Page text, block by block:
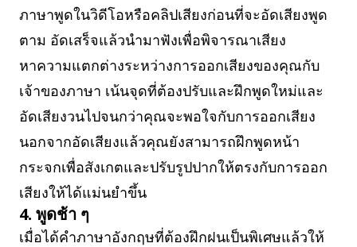
ภาษาพูดในวิดีโอหรือคลิปเสียงก่อนที่จะอัดเสียงพูด
ตาม อัดเสร็จแล้วนำมาฟังเพื่อพิจารณาเสียง
หาความแตกต่างระหว่างการออกเสียงของคุณกับ
เจ้าของภาษา เน้นจุดที่ต้องปรับและฝึกพูดใหม่และ
อัดเสียงวนไปจนกว่าคุณจะพอใจกับการออกเสียง
นอกจากอัดเสียงแล้วคุณยังสามารถฝึกพูดหน้า
กระจกเพื่อสังเกตและปรับรูปปากให้ตรงกับการออก
เสียงให้ได้แม่นยำขึ้น
4. พูดช้า ๆ
เมื่อได้คำภาษาอังกฤษที่ต้องฝึกฝนเป็นพิเศษแล้วให้